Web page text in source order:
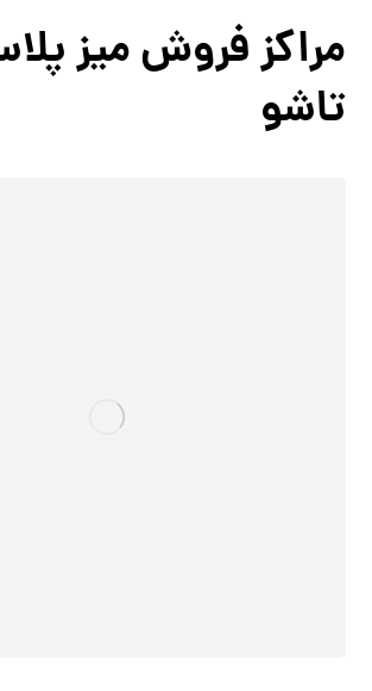
مراکز فروش میز
تاشو